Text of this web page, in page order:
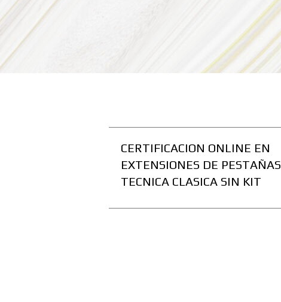
CERTIFICACION ONLINE EN
EXTENSIONES DE PESTAÑAS
TECNICA CLASICA SIN KIT